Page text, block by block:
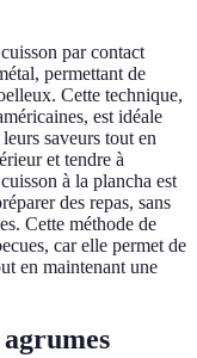
par contact
permettant de
Cette technique,
est idéale
saveurs tout en
et tendre à
à la plancha est
des repas, sans
Cette méthode de
car elle permet de
en maintenant une